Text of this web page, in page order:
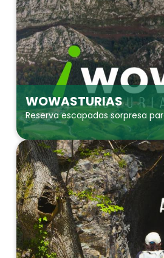
WOWASTURIAS
Reserva escapadas sorpresa